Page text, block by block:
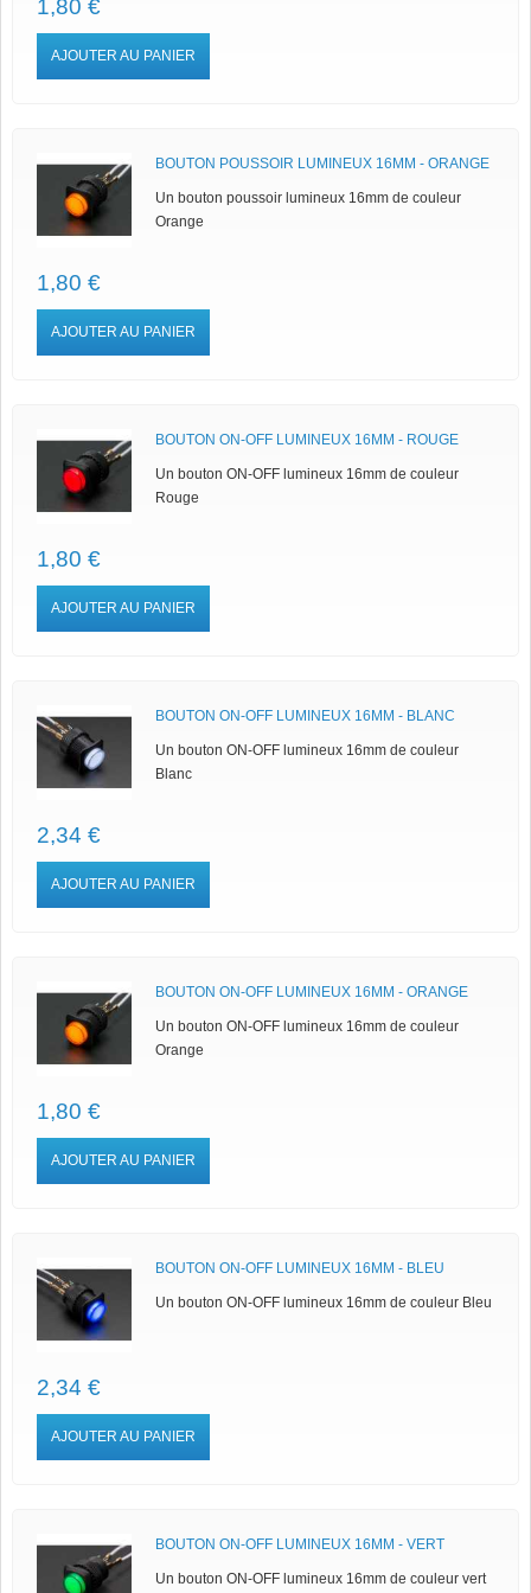
1,80 €
AJOUTER AU PANIER
BOUTON POUSSOIR LUMINEUX 16MM - ORANGE
Un bouton poussoir lumineux 16mm de couleur
Orange
1,80 €
AJOUTER AU PANIER
BOUTON ON-OFF LUMINEUX 16MM - ROUGE
Un bouton ON-OFF lumineux 16mm de couleur
Rouge
1,80 €
AJOUTER AU PANIER
BOUTON ON-OFF LUMINEUX 16MM - BLANC
Un bouton ON-OFF lumineux 16mm de couleur
Blanc
2,34 €
AJOUTER AU PANIER
BOUTON ON-OFF LUMINEUX 16MM - ORANGE
Un bouton ON-OFF lumineux 16mm de couleur
Orange
1,80 €
AJOUTER AU PANIER
BOUTON ON-OFF LUMINEUX 16MM - BLEU
Un bouton ON-OFF lumineux 16mm de couleur Bleu
2,34 €
AJOUTER AU PANIER
BOUTON ON-OFF LUMINEUX 16MM - VERT
Un bouton ON-OFF lumineux 16mm de couleur vert